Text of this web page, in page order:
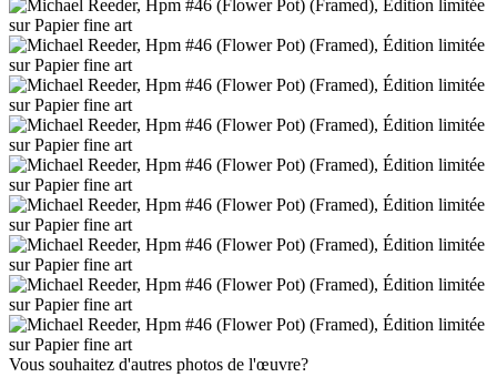
Vous souhaitez d'autres photos de l'œuvre?